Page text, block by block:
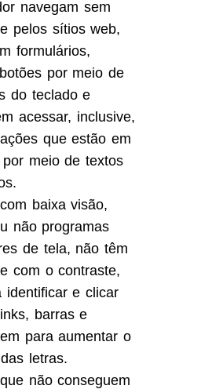
navegam sem
pelos sítios web,
formulários,
por meio de
do teclado e
acessar, inclusive,
que estão em
por meio de textos
baixa visão,
não programas
de tela, não têm
com o contraste,
identificar e clicar
barras e
para aumentar o
letras.
não conseguem